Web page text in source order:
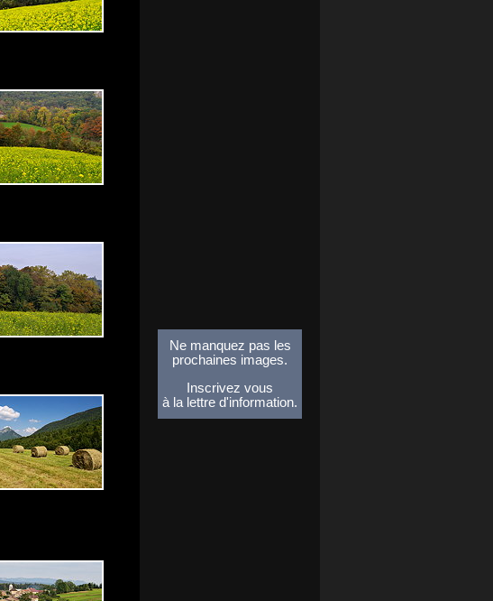
Ne manquez pas les
prochaines images.
Inscrivez vous
à la lettre d'information.